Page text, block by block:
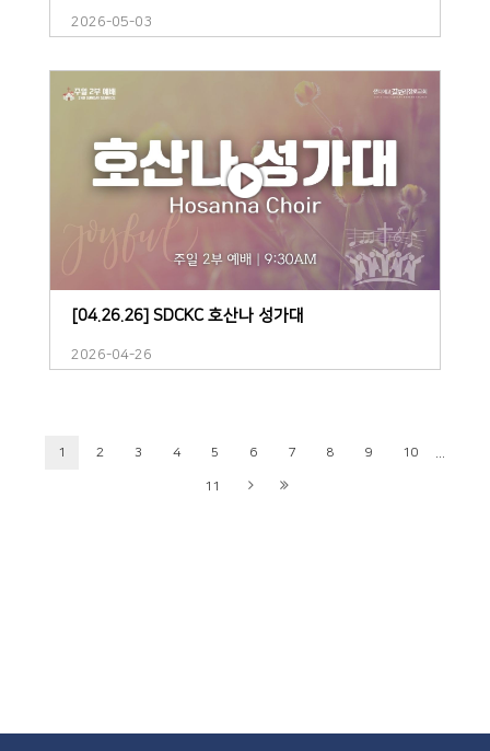
2026-05-03
[04.26.26] SDCKC 호산나 성가대
2026-04-26
1 2 3 4 5 6 7 8 9 10
11